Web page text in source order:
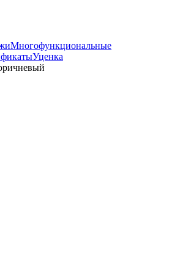
Многофункциональные
Уценка